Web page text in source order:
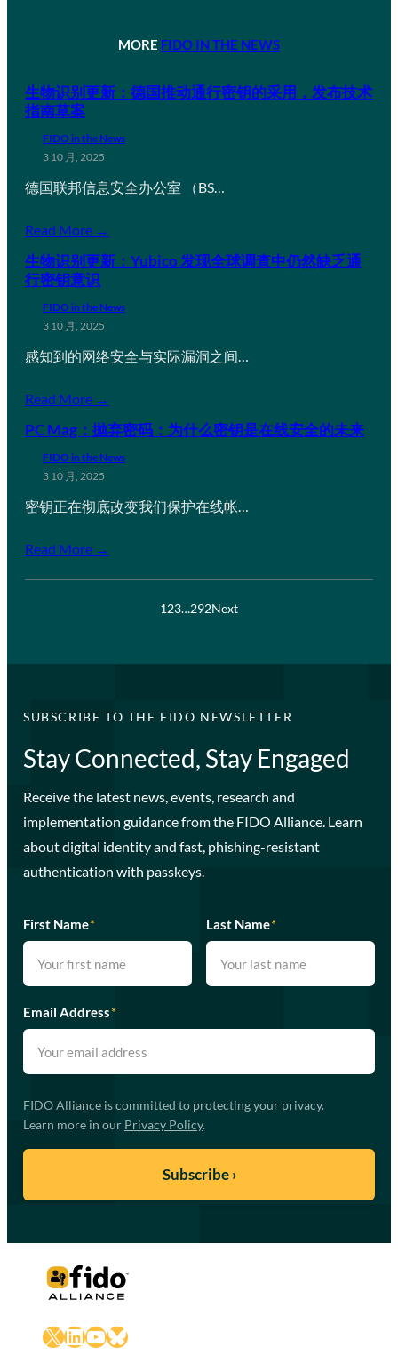
MORE FIDO IN THE NEWS
生物识别更新：德国推动通行密钥的采用，发布技术
指南草案
FIDO in the News
3 10 月, 2025
德国联邦信息安全办公室 （BS…
Read More →
生物识别更新：Yubico 发现全球调查中仍然缺乏通
行密钥意识
FIDO in the News
3 10 月, 2025
感知到的网络安全与实际漏洞之间…
Read More →
PC Mag：抛弃密码：为什么密钥是在线安全的未来
FIDO in the News
3 10 月, 2025
密钥正在彻底改变我们保护在线帐…
Read More →
123…292Next
SUBSCRIBE TO THE FIDO NEWSLETTER
Stay Connected, Stay Engaged
Receive the latest news, events, research and
implementation guidance from the FIDO Alliance. Learn
about digital identity and fast, phishing-resistant
authentication with passkeys.
First Name* Last Name*
Email Address*
FIDO Alliance is committed to protecting your privacy.
Learn more in our Privacy Policy.
X LinkedIn
YouTube
Bluesky